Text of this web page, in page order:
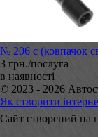
№ 206 с (ковпачок
3 грн./послуга
в наявності
© 2023 - 2026
Як створити
Сайт створений на